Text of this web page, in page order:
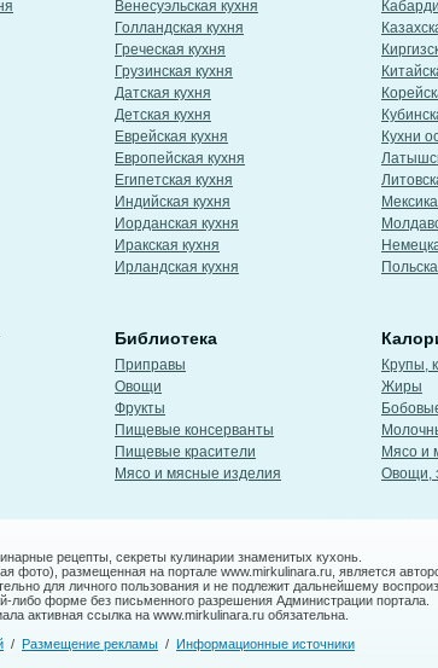
Венесуэльская кухня
Голландская кухня
Греческая кухня
Грузинская кухня
Датская кухня
Детская кухня
Еврейская кухня
Европейская кухня
Египетская кухня
Индийская кухня
Иорданская кухня
Иракская кухня
Ирландская кухня
Кухни
Библиотека
Приправы
Овощи
Фрукты
Пищевые консерванты
Пищевые красители
Мясо и мясные изделия
Крупы,
Жиры
Мясо и
Овощи,
рецепты, секреты кулинарии знаменитых кухонь.
фото), размещенная на портале www.mirkulinara.ru, является
для личного пользования и не подлежит дальнейшему
либо форме без письменного разрешения Администрации портала.
активная ссылка на www.mirkulinara.ru обязательна.
/ Размещение рекламы / Информационные источники